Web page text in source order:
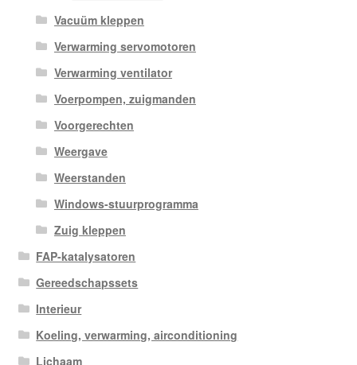
Vacuüm kleppen
Verwarming servomotoren
Verwarming ventilator
Voerpompen, zuigmanden
Voorgerechten
Weergave
Weerstanden
Windows-stuurprogramma
Zuig kleppen
FAP-katalysatoren
Gereedschapssets
Interieur
Koeling, verwarming, airconditioning
Lichaam